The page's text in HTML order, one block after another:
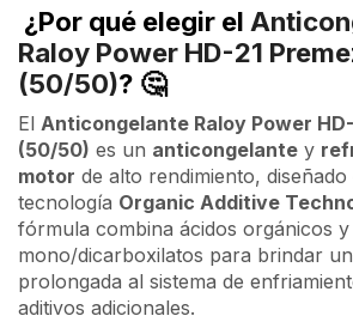
¿Por qué elegir el
Raloy Power HD-21
(50/50)? 🤔
El Anticongelante Raloy Power
(50/50) es un anticongelante y
motor de alto rendimiento,
tecnología Organic Additive
fórmula combina ácidos orgánicos y
mono/dicarboxilatos para brindar
prolongada al sistema de
aditivos adicionales.